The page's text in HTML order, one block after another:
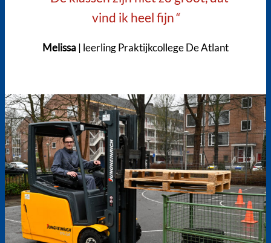
vind ik heel fijn“
Melissa | leerling Praktijkcollege De Atlant